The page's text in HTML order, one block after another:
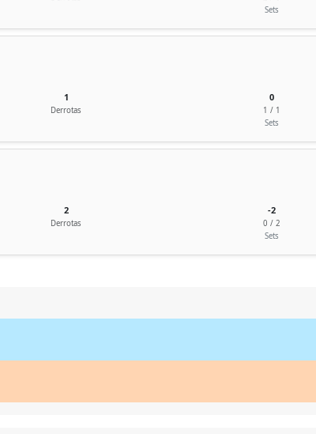
Sets
1
Derrotas
0
1 / 1
Sets
2
Derrotas
-2
0 / 2
Sets